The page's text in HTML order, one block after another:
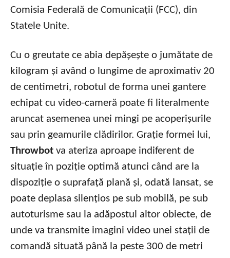
Comisia Federală de Comunicații (FCC), din
Statele Unite.
Cu o greutate ce abia depășește o jumătate de
kilogram și având o lungime de aproximativ 20
de centimetri, robotul de forma unei gantere
echipat cu video-cameră poate fi literalmente
aruncat asemenea unei mingi pe acoperișurile
sau prin geamurile clădirilor. Grație formei lui,
Throwbot va ateriza aproape indiferent de
situație în poziție optimă atunci când are la
dispoziție o suprafață plană și, odată lansat, se
poate deplasa silențios pe sub mobilă, pe sub
autoturisme sau la adăpostul altor obiecte, de
unde va transmite imagini video unei stații de
comandă situată până la peste 300 de metri